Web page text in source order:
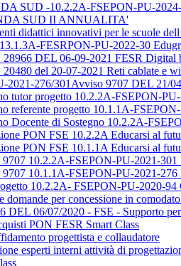
SUD -10.2.2A-FSEPON-PU-
SUD II ANNUALITA'
didattici innovativi per le scuole
FESRPON-PU-2022-30
DEL 06-09-2021 FESR Digital
del 20-07-2021 Reti cablate e
2021-276/301Avviso 9707 DEL 21/
tutor progetto 10.2.2A-FSEPON-
referente progetto 10.1.1A-
Docente di Sostegno 10.2.2A-
PON FSE 10.2.2A Educarsi al
PON FSE 10.1.1A Educarsi al
10.2.2A-FSEPON-PU-2021-301
10.1.1A-FSEPON-PU-2021-276
10.2.2A- FSEPON-PU-2020-94
domande per concessione in
DEL 06/07/2020 - FSE - Supporto
PON FESR Smart Class
progettista e collaudatore
esperti interni attività di